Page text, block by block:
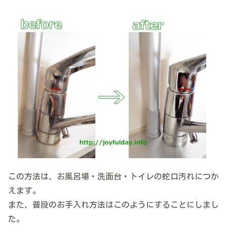
この方法は、お風呂場・洗面台・トイレの蛇口汚れにつか
えます。
また、普段のお手入れ方法はこのようにすることにしまし
た。